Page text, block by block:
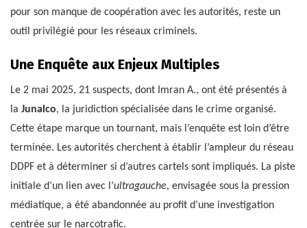
pour son manque de coopération avec les autorités, reste un
outil privilégié pour les réseaux criminels.
Une Enquête aux Enjeux Multiples
Le 2 mai 2025, 21 suspects, dont Imran A., ont été présentés à
la Junalco, la juridiction spécialisée dans le crime organisé.
Cette étape marque un tournant, mais l’enquête est loin d’être
terminée. Les autorités cherchent à établir l’ampleur du réseau
DDPF et à déterminer si d’autres cartels sont impliqués. La piste
initiale d’un lien avec l’ultragauche, envisagée sous la pression
médiatique, a été abandonnée au profit d’une investigation
centrée sur le narcotrafic.